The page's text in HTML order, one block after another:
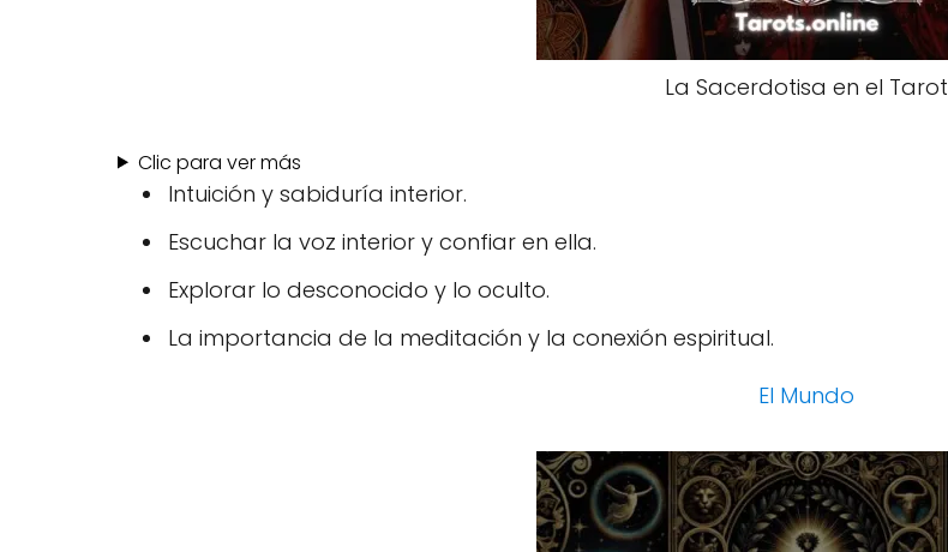
La Sacerdotisa en el Tarot
Clic para ver más
Intuición y sabiduría interior.
Escuchar la voz interior y confiar en ella.
Explorar lo desconocido y lo oculto.
La importancia de la meditación y la conexión espiritual.
El Mundo